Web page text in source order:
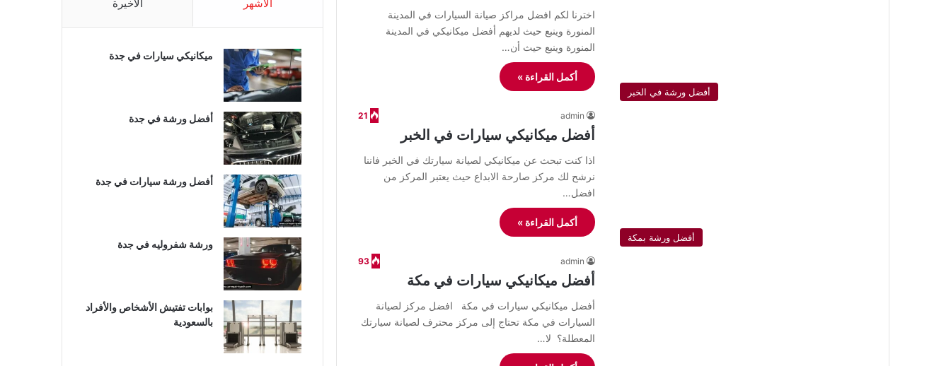
اخترنا لكم افضل مراكز صيانة السيارات في المدينة
المنورة وينبع حيث لديهم أفضل ميكانيكي في المدينة
المنورة وينبع حيث أن…
أكمل القراءة »
أفضل ورشة في الخبر
admin
21
أفضل ميكانيكي سيارات في الخبر
اذا كنت تبحث عن ميكانيكي لصيانة سيارتك في الخبر فاننا
نرشح لك مركز صارحة الابداع حيث يعتبر المركز من
افضل…
أكمل القراءة »
أفضل ورشة بمكة
admin
93
أفضل ميكانيكي سيارات في مكة
أفضل ميكانيكي سيارات في مكة افضل مركز لصيانة
السيارات في مكة تحتاج إلى مركز محترف لصيانة سيارتك
المعطلة؟ لا…
الأشهر الأخيرة
ميكانيكي سيارات في جدة
أفضل ورشة في جدة
أفضل ورشة سيارات في جدة
ورشة شفروليه في جدة
بوابات تفتيش الأشخاص والأفراد
بالسعودية